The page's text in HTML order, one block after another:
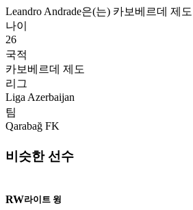
Leandro Andrade은(는) 카보베르데 제
나이
26
국적
카보베르데 제도
리그
Liga Azerbaijan
팀
Qarabağ FK
비슷한 선수
RW라이트 윙